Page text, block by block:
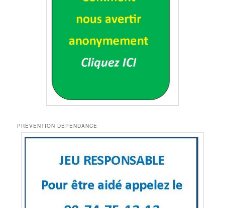
PRÉVENTION DÉPENDANCE